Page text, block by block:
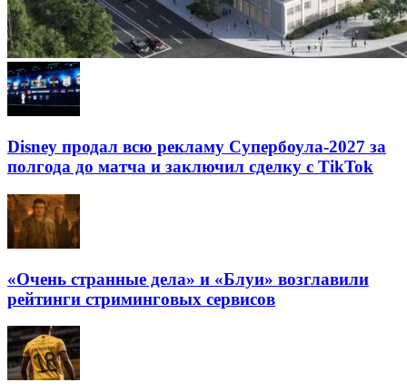
Disney продал всю рекламу Супербоула-2027 за
полгода до матча и заключил сделку с TikTok
«Очень странные дела» и «Блуи» возглавили
рейтинги стриминговых сервисов